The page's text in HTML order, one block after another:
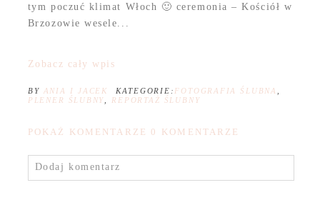
tym poczuć klimat Włoch 🙂 ceremonia – Kościół w
Brzozowie wesele...
Zobacz cały wpis
BY ANIA I JACEK KATEGORIE: FOTOGRAFIA ŚLUBNA
PLENER ŚLUBNY
REPORTAŻ ŚLUBNY
POKAŻ KOMENTARZE 0 KOMENTARZE
Dodaj komentarz